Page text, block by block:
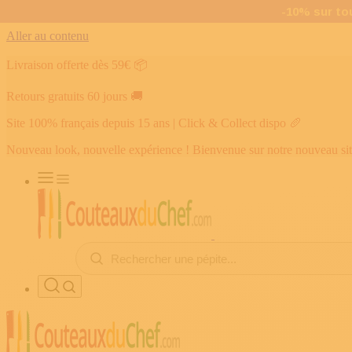
Aller au contenu
Livraison offerte dès 59€ 📦
Retours gratuits 60 jours 🚚
Site 100% français depuis 15 ans | Click & Collect dispo 🥖
Nouveau look, nouvelle expérience ! Bienvenue sur notre nouveau